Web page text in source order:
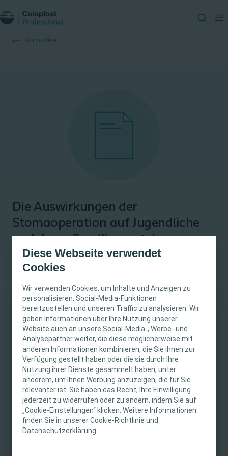
Diese Webseite verwendet
Cookies
Wir verwenden Cookies, um Inhalte und Anzeigen zu
personalisieren, Social-Media-Funktionen
bereitzustellen und unseren Traffic zu analysieren. Wir
geben Informationen über Ihre Nutzung unserer
Website auch an unsere Social-Media-, Werbe- und
Analysepartner weiter, die diese möglicherweise mit
anderen Informationen kombinieren, die Sie ihnen zur
Verfügung gestellt haben oder die sie durch Ihre
Nutzung ihrer Dienste gesammelt haben, unter
anderem, um Ihnen Werbung anzuzeigen, die für Sie
relevanter ist. Sie haben das Recht, Ihre Einwilligung
jederzeit zu widerrufen oder zu ändern, indem Sie auf
„Cookie-Einstellungen“ klicken. Weitere Informationen
finden Sie in unserer Cookie-Richtlinie und
Datenschutzerklärung.
Kurzartikel
WICHTIGER HINWEIS
Diese Website richtet sich nur an medizinische
Fachpersonen. Der Inhalt der Website ist für
fachliche Informations- und Fortbildungszwecke
bestimmt. Coloplast bietet keinen individuellen
medizinischen Rat. Die Verantwortung für die
individuelle Patientenversorgung liegt bei den
medizinischen Fachpersonen. Detaillierte
Produktinformationen zu den vorgestellten
Produkten, einschließlich Anwendungshinweise,
Die Auswirkungen der
Stomaoperation auf Jugendliche
und deren Familie verstehen
Verständnis der Auswirkungen
einer Stomaoperation auf den
Jugendlichen und die Familie
(auf Englisch)
PDF 3 Seiten
Download